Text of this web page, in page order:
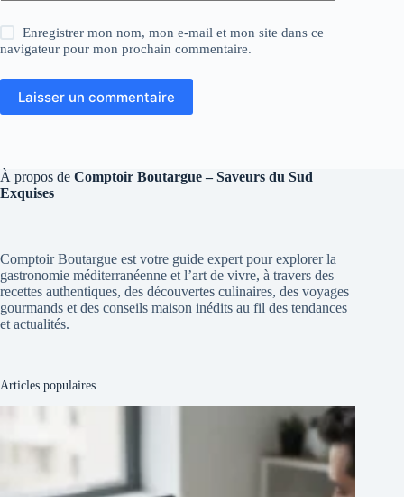
Enregistrer mon nom, mon e-mail et mon site dans ce
navigateur pour mon prochain commentaire.
Laisser un commentaire
À propos de Comptoir Boutargue – Saveurs du Sud
Exquises
Comptoir Boutargue est votre guide expert pour explorer la
gastronomie méditerranéenne et l’art de vivre, à travers des
recettes authentiques, des découvertes culinaires, des voyages
gourmands et des conseils maison inédits au fil des tendances
et actualités.
Articles populaires